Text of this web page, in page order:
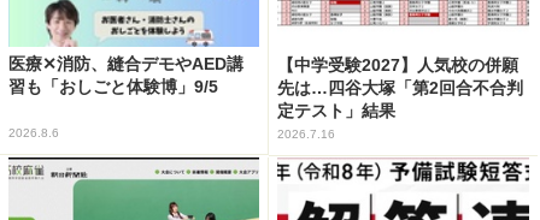
医療✕消防、縫合デモやAED講
習も「おしごと体験博」9/5
2026.8.6
【中学受験2027】人気校の併願
先は…四谷大塚「第2回合不合判
定テスト」結果
2026.7.16